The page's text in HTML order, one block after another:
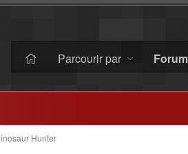
Parcourir par Forum
Hunter